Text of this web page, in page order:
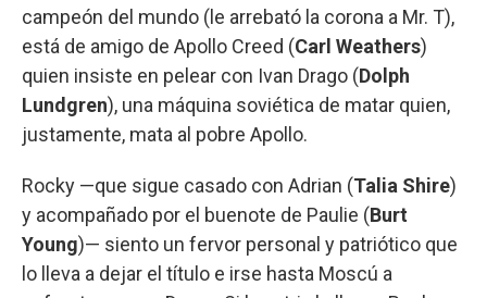
campeón del mundo (le arrebató la corona a Mr. T),
está de amigo de Apollo Creed (Carl Weathers)
quien insiste en pelear con Ivan Drago (Dolph
Lundgren), una máquina soviética de matar quien,
justamente, mata al pobre Apollo.
Rocky —que sigue casado con Adrian (Talia Shire)
y acompañado por el buenote de Paulie (Burt
Young)— siento un fervor personal y patriótico que
lo lleva a dejar el título e irse hasta Moscú a